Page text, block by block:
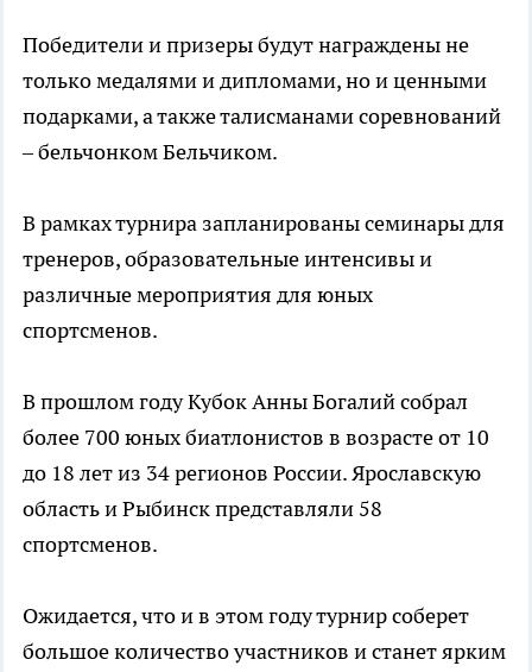
Победители и призеры будут награждены не
только медалями и дипломами, но и ценными
подарками, а также талисманами соревнований
– бельчонком Бельчиком.
В рамках турнира запланированы семинары для
тренеров, образовательные интенсивы и
различные мероприятия для юных
спортсменов.
В прошлом году Кубок Анны Богалий собрал
более 700 юных биатлонистов в возрасте от 10
до 18 лет из 34 регионов России. Ярославскую
область и Рыбинск представляли 58
спортсменов.
Ожидается, что и в этом году турнир соберет
большое количество участников и станет ярким